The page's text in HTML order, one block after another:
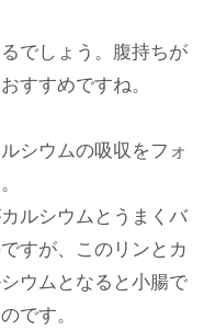
でしょう。腹持ちが
すすめですね。
シウムの吸収をフォ
ルシウムとうまくバ
すが、このリンとカ
ウムとなると小腸で
です。